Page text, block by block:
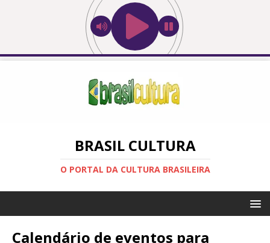
BRASIL CULTURA
O PORTAL DA CULTURA BRASILEIRA
Calendário de eventos para